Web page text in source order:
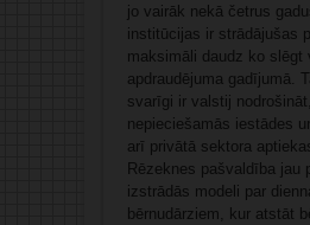
jo vairāk nekā četrus
institūcijas ir strādājušas
maksimāli daudz ko slēgt
apdraudējuma gadījumā.
svarīgi ir valstij
nepieciešamās iestādes
arī privātā sektora
Rēzeknes pašvaldība jau
izstrādās modeli par
bērnudārziem, kur atstāt